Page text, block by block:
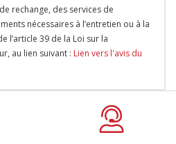
rechange, des services de
nécessaires à l’entretien ou à la
l’article 39 de la Loi sur la
au lien suivant : Lien vers l'avis du